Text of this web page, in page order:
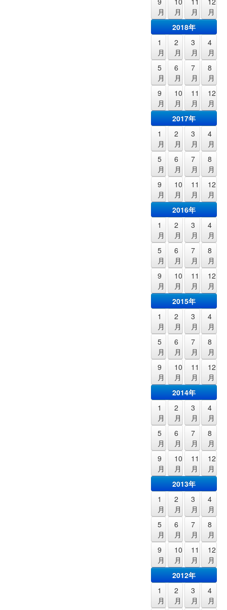
月
月
月
月
2018年
1
月
2
月
3
月
4
月
5
月
6
月
7
月
8
月
9
月
10
月
11
月
12
月
2017年
1
月
2
月
3
月
4
月
5
月
6
月
7
月
8
月
9
月
10
月
11
月
12
月
2016年
1
月
2
月
3
月
4
月
5
月
6
月
7
月
8
月
9
月
10
月
11
月
12
月
2015年
1
月
2
月
3
月
4
月
5
月
6
月
7
月
8
月
9
月
10
月
11
月
12
月
2014年
1
月
2
月
3
月
4
月
5
月
6
月
7
月
8
月
9
月
10
月
11
月
12
月
2013年
1
月
2
月
3
月
4
月
5
月
6
月
7
月
8
月
9
月
10
月
11
月
12
月
2012年
1
月
2
月
3
月
4
月